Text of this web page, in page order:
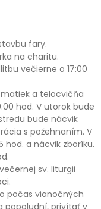
fary.
na charitu.
večierne o 17:00
a telocvičňa
hod. V utorok bude
bude nácvik
s požehnaním. V
hod. a nácvik zboríku.
sv. liturgii
počas vianočných